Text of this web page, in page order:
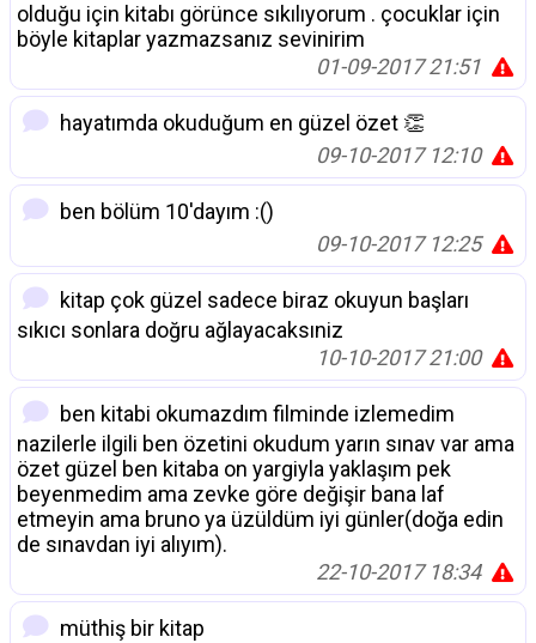
olduğu için kitabı görünce sıkılıyorum . çocuklar için
böyle kitaplar yazmazsanız sevinirim
01-09-2017 21:51
hayatımda okuduğum en güzel özet 👏
09-10-2017 12:10
ben bölüm 10'dayım :()
09-10-2017 12:25
kitap çok güzel sadece biraz okuyun başları
sıkıcı sonlara doğru ağlayacaksıniz
10-10-2017 21:00
ben kitabi okumazdım filminde izlemedim
nazilerle ilgili ben özetini okudum yarın sınav var ama
özet güzel ben kitaba on yargiyla yaklaşım pek
beyenmedim ama zevke göre değişir bana laf
etmeyin ama bruno ya üzüldüm iyi günler(doğa edin
de sınavdan iyi alıyım).
22-10-2017 18:34
müthiş bir kitap